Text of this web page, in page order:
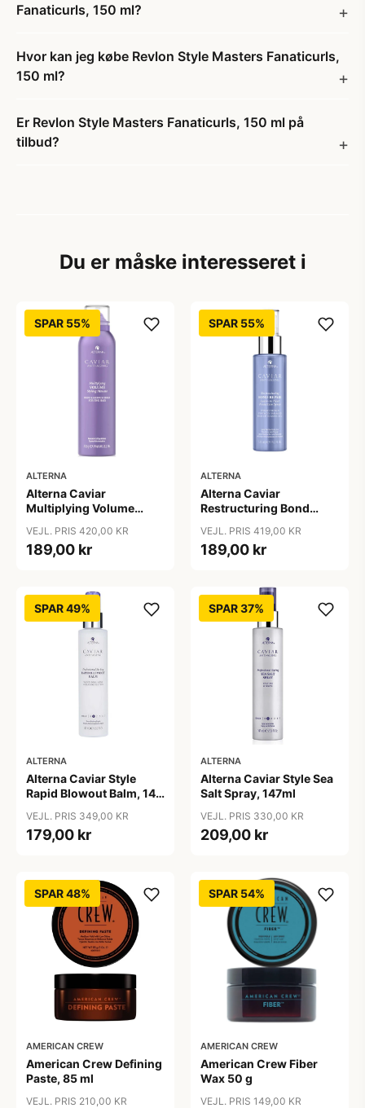
Fanaticurls, 150 ml?
Hvor kan jeg købe Revlon Style Masters Fanaticurls,
150 ml?
Er Revlon Style Masters Fanaticurls, 150 ml på
tilbud?
Du er måske interesseret i
SPAR 55%
ALTERNA
Alterna Caviar
Multiplying Volume
VEJL. PRIS 420,00 KR
189,00 kr
SPAR 55%
ALTERNA
Alterna Caviar
Restructuring Bond
Protection Spray, 125 ml
VEJL. PRIS 419,00 KR
189,00 kr
SPAR 49%
ALTERNA
Alterna Caviar Style
Rapid Blowout Balm, 147
VEJL. PRIS 349,00 KR
179,00 kr
SPAR 37%
ALTERNA
Alterna Caviar Style Sea
Salt Spray, 147ml
VEJL. PRIS 330,00 KR
209,00 kr
SPAR 48%
AMERICAN CREW
American Crew Defining
Paste, 85 ml
VEJL. PRIS 210,00 KR
SPAR 54%
AMERICAN CREW
American Crew Fiber
Wax 50 g
VEJL. PRIS 149,00 KR